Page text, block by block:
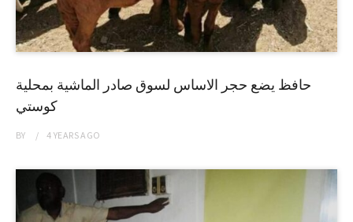
حافظ يضع حجر الاساس لسوق صادر الماشية بمحلية
كوستي
BY 4 YEARSAGO